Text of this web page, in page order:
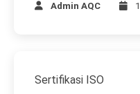
Admin AQC
Sertifikasi ISO